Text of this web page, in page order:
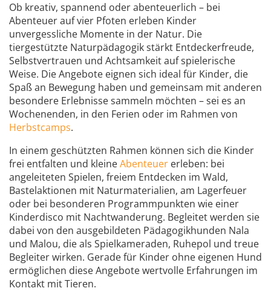
Ob kreativ, spannend oder abenteuerlich – bei
Abenteuer auf vier Pfoten erleben Kinder
unvergessliche Momente in der Natur. Die
tiergestützte Naturpädagogik stärkt Entdeckerfreude,
Selbstvertrauen und Achtsamkeit auf spielerische
Weise. Die Angebote eignen sich ideal für Kinder, die
Spaß an Bewegung haben und gemeinsam mit anderen
besondere Erlebnisse sammeln möchten – sei es an
Wochenenden, in den Ferien oder im Rahmen von
Herbstcamps.
In einem geschützten Rahmen können sich die Kinder
frei entfalten und kleineAbenteuer erleben: bei
angeleiteten Spielen, freiem Entdecken im Wald,
Bastelaktionen mit Naturmaterialien, am Lagerfeuer
oder bei besonderen Programmpunkten wie einer
Kinderdisco mit Nachtwanderung. Begleitet werden sie
dabei von den ausgebildeten Pädagogikhunden Nala
und Malou, die als Spielkameraden, Ruhepol und treue
Begleiter wirken. Gerade für Kinder ohne eigenen Hund
ermöglichen diese Angebote wertvolle Erfahrungen im
Kontakt mit Tieren.